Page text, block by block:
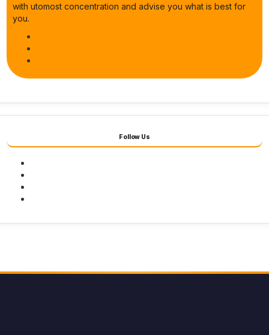
with utomost concentration and advise you what is best for
you.
Follow Us